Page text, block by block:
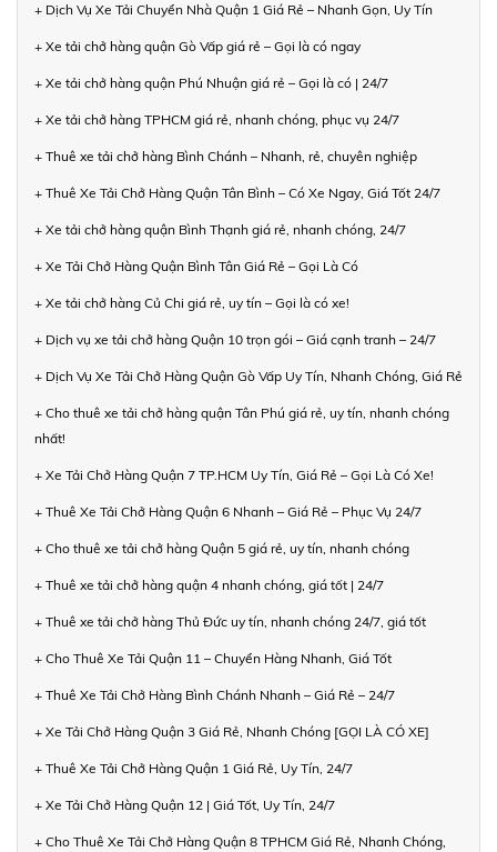
+ Dịch Vụ Xe Tải Chuyển Nhà Quận 1 Giá Rẻ – Nhanh Gọn, Uy Tín
+ Xe tải chở hàng quận Gò Vấp giá rẻ – Gọi là có ngay
+ Xe tải chở hàng quận Phú Nhuận giá rẻ – Gọi là có | 24/7
+ Xe tải chở hàng TPHCM giá rẻ, nhanh chóng, phục vụ 24/7
+ Thuê xe tải chở hàng Bình Chánh – Nhanh, rẻ, chuyên nghiệp
+ Thuê Xe Tải Chở Hàng Quận Tân Bình – Có Xe Ngay, Giá Tốt 24/7
+ Xe tải chở hàng quận Bình Thạnh giá rẻ, nhanh chóng, 24/7
+ Xe Tải Chở Hàng Quận Bình Tân Giá Rẻ – Gọi Là Có
+ Xe tải chở hàng Củ Chi giá rẻ, uy tín – Gọi là có xe!
+ Dịch vụ xe tải chở hàng Quận 10 trọn gói – Giá cạnh tranh – 24/7
+ Dịch Vụ Xe Tải Chở Hàng Quận Gò Vấp Uy Tín, Nhanh Chóng, Giá Rẻ
+ Cho thuê xe tải chở hàng quận Tân Phú giá rẻ, uy tín, nhanh chóng
nhất!
+ Xe Tải Chở Hàng Quận 7 TP.HCM Uy Tín, Giá Rẻ – Gọi Là Có Xe!
+ Thuê Xe Tải Chở Hàng Quận 6 Nhanh – Giá Rẻ – Phục Vụ 24/7
+ Cho thuê xe tải chở hàng Quận 5 giá rẻ, uy tín, nhanh chóng
+ Thuê xe tải chở hàng quận 4 nhanh chóng, giá tốt | 24/7
+ Thuê xe tải chở hàng Thủ Đức uy tín, nhanh chóng 24/7, giá tốt
+ Cho Thuê Xe Tải Quận 11 – Chuyển Hàng Nhanh, Giá Tốt
+ Thuê Xe Tải Chở Hàng Bình Chánh Nhanh – Giá Rẻ – 24/7
+ Xe Tải Chở Hàng Quận 3 Giá Rẻ, Nhanh Chóng [GỌI LÀ CÓ XE]
+ Thuê Xe Tải Chở Hàng Quận 1 Giá Rẻ, Uy Tín, 24/7
+ Xe Tải Chở Hàng Quận 12 | Giá Tốt, Uy Tín, 24/7
+ Cho Thuê Xe Tải Chở Hàng Quận 8 TPHCM Giá Rẻ, Nhanh Chóng,